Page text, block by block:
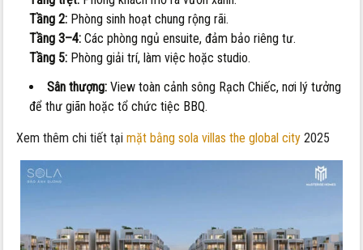
Tầng 2: Phòng sinh hoạt chung rộng rãi.
Tầng 3–4: Các phòng ngủ ensuite, đảm bảo riêng tư.
Tầng 5: Phòng giải trí, làm việc hoặc studio.
Sân thượng: View toàn cảnh sông Rạch Chiếc, nơi lý tưởng
để thư giãn hoặc tổ chức tiệc BBQ.
Xem thêm chi tiết tạimặt bằng sola villas the global city 2025